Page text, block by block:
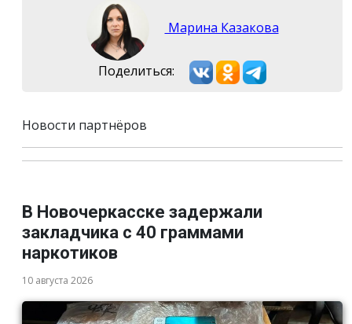
Марина Казакова
Поделиться:
Новости партнёров
В Новочеркасске задержали
закладчика с 40 граммами
наркотиков
10 августа 2026